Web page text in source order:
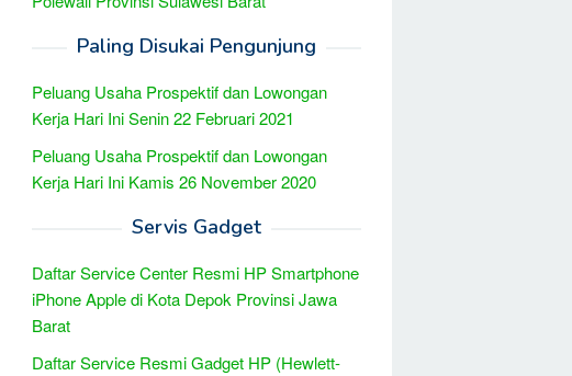
Paling Disukai Pengunjung
Peluang Usaha Prospektif dan Lowongan
Kerja Hari Ini Senin 22 Februari 2021
Peluang Usaha Prospektif dan Lowongan
Kerja Hari Ini Kamis 26 November 2020
Servis Gadget
Daftar Service Center Resmi HP Smartphone
iPhone Apple di Kota Depok Provinsi Jawa
Barat
Daftar Service Resmi Gadget HP (Hewlett-